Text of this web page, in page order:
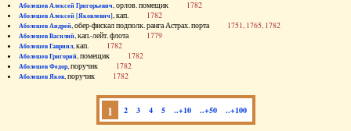
Аболешев Алексей Григорьевич, орлов. помещик 1782
Аболешев Алексей [Яковлевич], кап. 1782
Аболешев Андрей, обер-фискал подполк. ранга Астрах. порта 1751, 1765, 1782
Аболешев Василий, кап.-лейт. флота 1779
Аболешев Гавриил, кап. 1782
Аболешев Григорий, помещик 1782
Аболешев Федор, поручик 1782
Аболешев Яков, поручик 1782
1 2 3 4 5 ..+10 ..+50 ..+100